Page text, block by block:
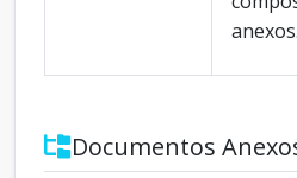
anexos.
Documentos